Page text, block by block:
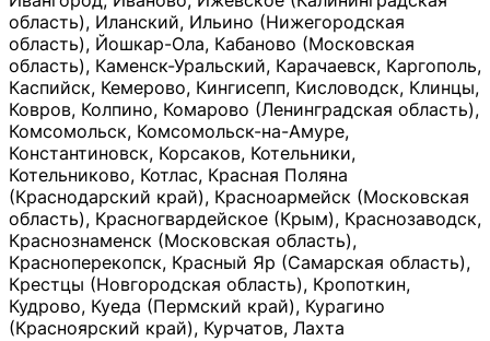
область), Иланский, Ильино (Нижегородская
область), Йошкар-Ола, Кабаново (Московская
область), Каменск-Уральский, Карачаевск, Каргополь,
Каспийск, Кемерово, Кингисепп, Кисловодск, Клинцы,
Ковров, Колпино, Комарово (Ленинградская область),
Комсомольск, Комсомольск-на-Амуре,
Константиновск, Корсаков, Котельники,
Котельниково, Котлас, Красная Поляна
(Краснодарский край), Красноармейск (Московская
область), Красногвардейское (Крым), Краснозаводск,
Краснознаменск (Московская область),
Красноперекопск, Красный Яр (Самарская область),
Крестцы (Новгородская область), Кропоткин,
Кудрово, Куеда (Пермский край), Курагино
(Красноярский край), Курчатов, Лахта